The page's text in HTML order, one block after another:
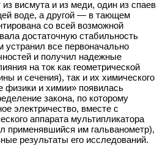
висмута и из меди, один из спаев
воде, а другой — в тающем
со всей возможной
достаточную стабильность
устранил все первоначально
и получил надежные
на ток как геометрической
и сечения), так и их химического
физики и химии» появилась
закона, по которому
электричество, вместе с
аппарата мультипликатора
применявшийся им гальванометр),
результаты его исследований.